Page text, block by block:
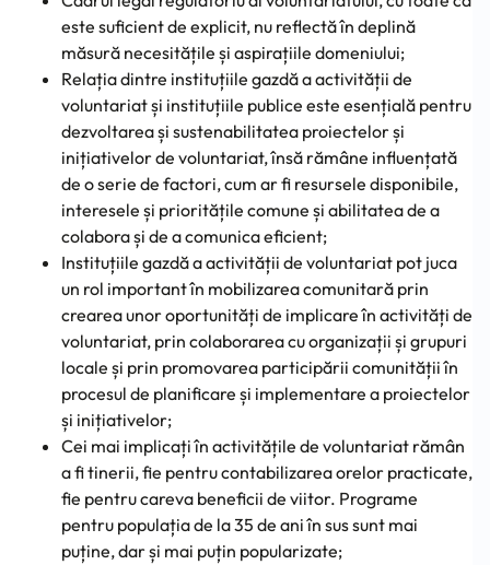
este suficient de explicit, nu reflectă în deplină
măsură necesitățile și aspirațiile domeniului;
Relația dintre instituțiile gazdă a activității de
voluntariat și instituțiile publice este esențială pentru
dezvoltarea și sustenabilitatea proiectelor și
inițiativelor de voluntariat, însă rămâne influențată
de o serie de factori, cum ar fi resursele disponibile,
interesele și prioritățile comune și abilitatea de a
colabora și de a comunica eficient;
Instituțiile gazdă a activității de voluntariat pot juca
un rol important în mobilizarea comunitară prin
crearea unor oportunități de implicare în activități de
voluntariat, prin colaborarea cu organizații și grupuri
locale și prin promovarea participării comunității în
procesul de planificare și implementare a proiectelor
și inițiativelor;
Cei mai implicați în activitățile de voluntariat rămân
a fi tinerii, fie pentru contabilizarea orelor practicate,
fie pentru careva beneficii de viitor. Programe
pentru populația de la 35 de ani în sus sunt mai
puține, dar și mai puțin popularizate;